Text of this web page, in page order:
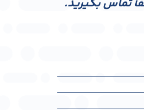
تماس بگیرید.